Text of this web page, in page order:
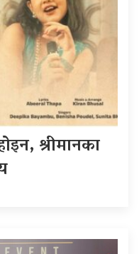
श्रीमानका